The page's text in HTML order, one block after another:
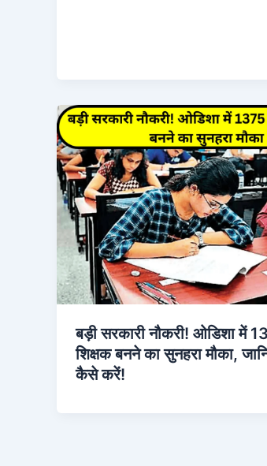
बड़ी सरकारी नौकरी! ओडिशा में
शिक्षक बनने का सुनहरा मौका,
कैसे करें!